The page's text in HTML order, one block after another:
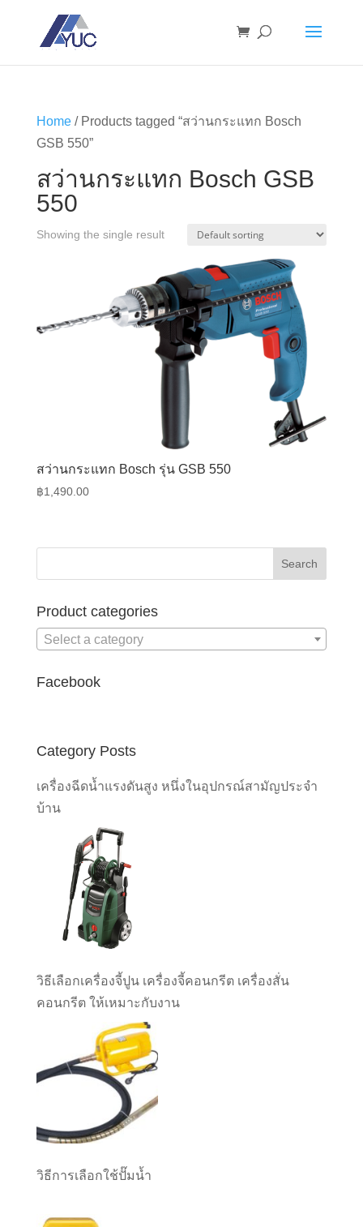
Home/ Products tagged “สว่านกระแทก Bosch
GSB 550”
สว่านกระแทก Bosch GSB
550
Showing the single result
สว่านกระแทก Bosch รุ่น GSB 550
฿1,490.00
Product categories
Select a category
Facebook
Category Posts
เครื่องฉีดน้ำแรงดันสูง หนึ่งในอุปกรณ์สามัญประจำ
บ้าน
วิธีเลือกเครื่องจี้ปูน เครื่องจี้คอนกรีต เครื่องสั่น
คอนกรีต ให้เหมาะกับงาน
วิธีการเลือกใช้ปั๊มน้ำ